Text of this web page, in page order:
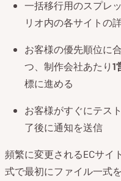
一括移行用のスプレ
リオ内の各サイトの
お客様の優先順位に
つ、制作会社あたり1
標に進める
お客様がすぐにテス
了後に通知を送信
頻繁に変更されるECサイ
式で最初にファイル一式